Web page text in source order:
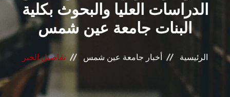
البحث العلمي
المراكز والوحدات
الدراسات العليا والبحوث بكلية
البنات جامعة عين شمس
الرئيسية أخبار جامعة عين شمس تفاصيل الخبر